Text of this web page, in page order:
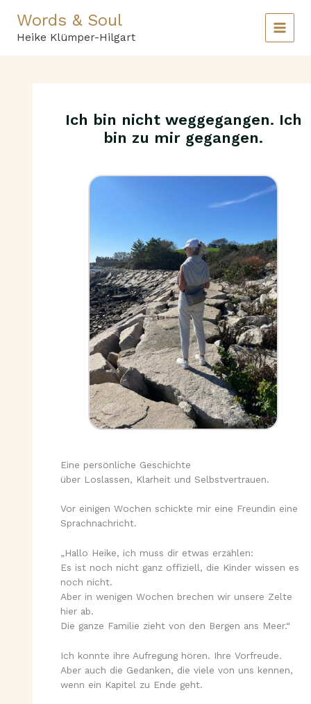
Inhalt
springen
Words & Soul
Heike Klümper-Hilgart
Ich bin nicht weggegangen. Ich
bin zu mir gegangen.
Eine persönliche Geschichte
über Loslassen, Klarheit und Selbstvertrauen.
Vor einigen Wochen schickte mir eine Freundin eine
Sprachnachricht.
„Hallo Heike, ich muss dir etwas erzählen:
Es ist noch nicht ganz offiziell, die Kinder wissen es
noch nicht.
Aber in wenigen Wochen brechen wir unsere Zelte
hier ab.
Die ganze Familie zieht von den Bergen ans Meer.“
Ich konnte ihre Aufregung hören. Ihre Vorfreude.
Aber auch die Gedanken, die viele von uns kennen,
wenn ein Kapitel zu Ende geht.